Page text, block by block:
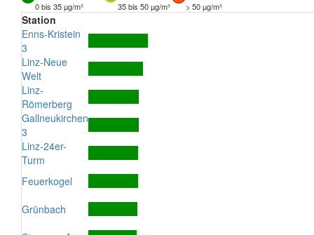
0 bis 35 µg/m³
35 bis 50 µg/m³ > 50 µg/m³
Station
Enns-Kristein
3
Linz-Neue
Welt
Linz-
Römerberg
Gallneukirchen
3
Linz-24er-
Turm
Feuerkogel
Grünbach